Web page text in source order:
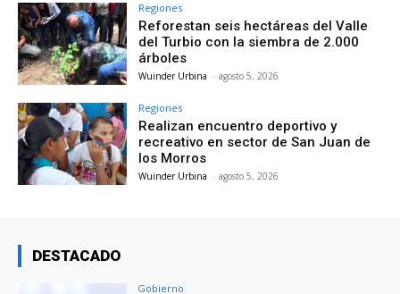
Regiones
Reforestan seis hectáreas del Valle
del Turbio con la siembra de 2.000
árboles
Wuinder Urbina - agosto 5, 2026
Regiones
Realizan encuentro deportivo y
recreativo en sector de San Juan de
los Morros
Wuinder Urbina - agosto 5, 2026
DESTACADO
Gobierno